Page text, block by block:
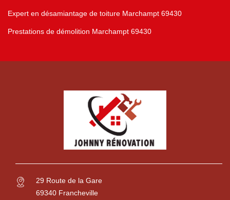
Expert en désamiantage de toiture Marchampt 69430
Prestations de démolition Marchampt 69430
29 Route de la Gare
69340 Francheville